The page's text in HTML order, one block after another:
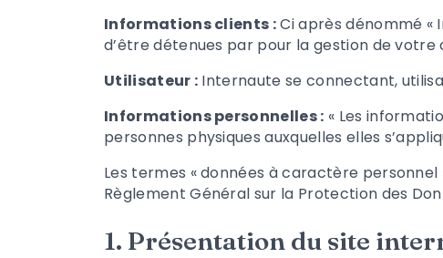
Informations clients :Ci après dénommé «
d’être détenues par pour la gestion de votre
Utilisateur : Internaute se connectant,
Informations personnelles : « Les
personnes physiques auxquelles elles
Les termes « données à caractère personnel
Règlement Général sur la Protection des
1. Présentation du site